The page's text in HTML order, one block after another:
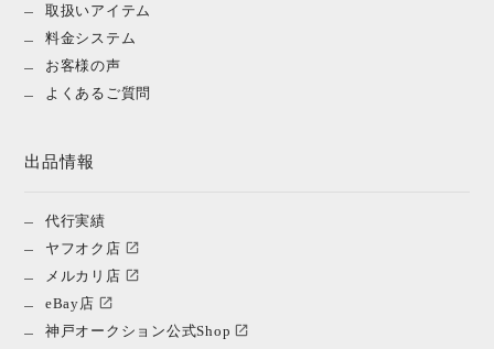
取扱いアイテム
料金システム
お客様の声
よくあるご質問
出品情報
代行実績
ヤフオク店
メルカリ店
eBay店
神戸オークション公式Shop